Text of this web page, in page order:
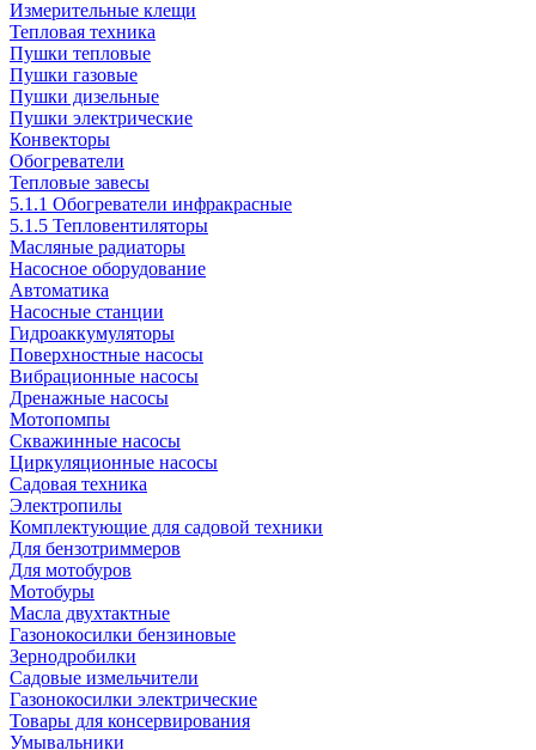
Измерительные клещи
Тепловая техника
Пушки тепловые
Пушки газовые
Пушки дизельные
Пушки электрические
Конвекторы
Обогреватели
Тепловые завесы
5.1.1 Обогреватели инфракрасные
5.1.5 Тепловентиляторы
Масляные радиаторы
Насосное оборудование
Автоматика
Насосные станции
Гидроаккумуляторы
Поверхностные насосы
Вибрационные насосы
Дренажные насосы
Мотопомпы
Скважинные насосы
Циркуляционные насосы
Садовая техника
Электропилы
Комплектующие для садовой техники
Для бензотриммеров
Для мотобуров
Мотобуры
Масла двухтактные
Газонокосилки бензиновые
Зернодробилки
Садовые измельчители
Газонокосилки электрические
Товары для консервирования
Умывальники